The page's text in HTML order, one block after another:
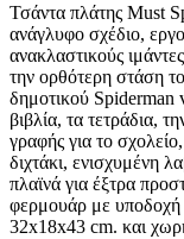
Τσάντα πλάτης Must
ανάγλυφο σχέδιο,
ανακλαστικούς
την ορθότερη στάση
δημοτικού Spiderman
βιβλία, τα τετράδια,
γραφής για το
διχτάκι, ενισχυμένη
πλαϊνά για έξτρα
φερμουάρ με υποδοχή
32x18x43 cm. και